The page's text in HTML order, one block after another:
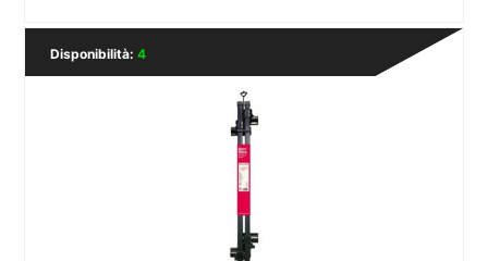
Disponibilità: 4